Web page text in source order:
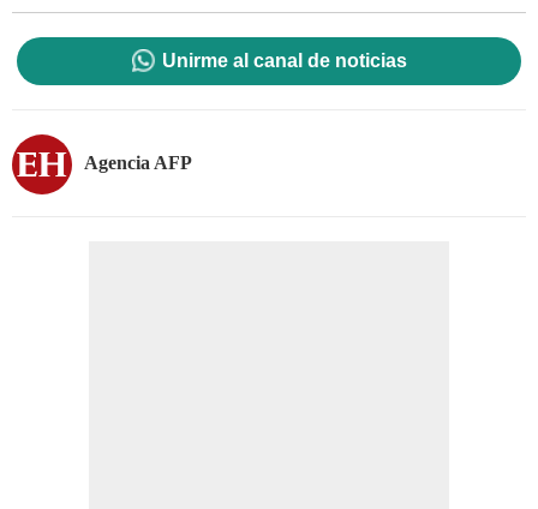
Unirme al canal de noticias
Agencia AFP